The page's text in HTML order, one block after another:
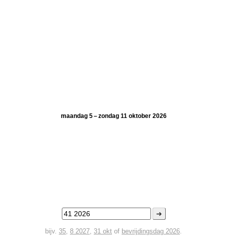
maandag 5 – zondag 11 oktober 2026
➜
bijv. 35, 8 2027, 31 okt of bevrijdingsdag 2026.